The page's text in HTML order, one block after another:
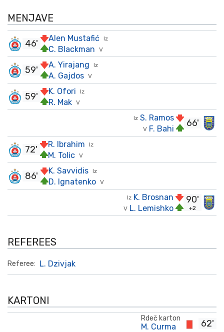
MENJAVE
Iz
Alen Mustafić
V
C. Blackman
46'
Iz
A. Yirajang
V
A. Gajdos
59'
Iz
K. Ofori
V
R. Mak
59'
66'
Iz S. Ramos
V F. Bahi
Iz
R. Ibrahim
V
M. Tolic
72'
Iz
K. Savvidis
V
D. Ignatenko
86'
90'
+2
Iz K. Brosnan
V L. Lemishko
REFEREES
Referee: L. Dzivjak
KARTONI
62'
Rdeč karton
M. Curma